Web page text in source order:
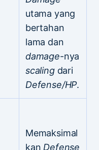
utama yang
bertahan
lama dan
damage-nya
scalingdari
Defense/HP.
Memaksimal
kan Defense